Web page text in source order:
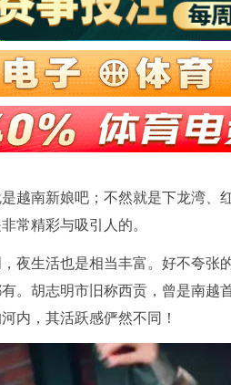
越南新娘吧；不然就是下龙湾、
常精彩与吸引人的。
夜生活也是相当丰富。好不夸张
。胡志明市旧称西贡，曾是南越
内，其活跃感俨然不同！